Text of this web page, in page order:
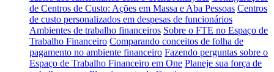
de Centros de Custo: Ações em Massa e Aba Pessoas Centros
de custo personalizados em despesas de funcionários
Ambientes de trabalho financeiros Sobre o FTE no Espaço de
Trabalho Financeiro Comparando conceitos de folha de
pagamento no ambiente financeiro Fazendo perguntas sobre o
Espaço de Trabalho Financeiro em One Planeje sua força de